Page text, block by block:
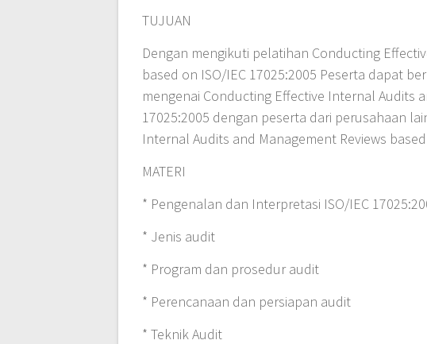
TUJUAN
Dengan mengikuti pelatihan Conducting
based on ISO/IEC 17025:2005 Peserta dapat
mengenai Conducting Effective Internal Audits
17025:2005 dengan peserta dari perusahaan
Internal Audits and Management Reviews
MATERI
* Pengenalan dan Interpretasi ISO/IEC
* Jenis audit
* Program dan prosedur audit
* Perencanaan dan persiapan audit
* Teknik Audit